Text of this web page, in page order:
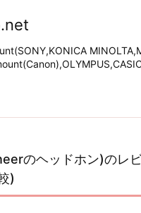
のヘッドホン)のレ
)